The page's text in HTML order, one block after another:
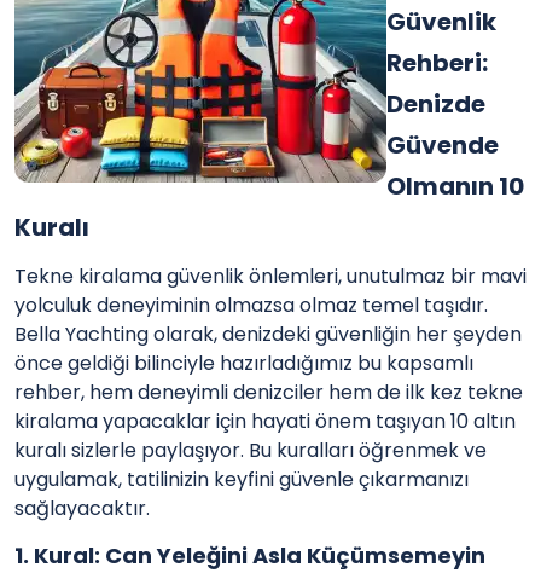
Güvenlik
Rehberi:
Denizde
Güvende
Olmanın 10
Kuralı
Tekne kiralama güvenlik önlemleri, unutulmaz bir mavi
yolculuk deneyiminin olmazsa olmaz temel taşıdır.
Bella Yachting olarak, denizdeki güvenliğin her şeyden
önce geldiği bilinciyle hazırladığımız bu kapsamlı
rehber, hem deneyimli denizciler hem de ilk kez tekne
kiralama yapacaklar için hayati önem taşıyan 10 altın
kuralı sizlerle paylaşıyor. Bu kuralları öğrenmek ve
uygulamak, tatilinizin keyfini güvenle çıkarmanızı
sağlayacaktır.
1. Kural: Can Yeleğini Asla Küçümsemeyin